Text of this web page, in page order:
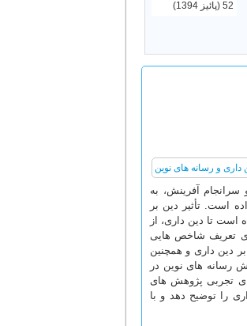
آفرینش، به
است. تأثیر دین بر
تا دین داری، از
تعریف شاخص هایی
دین داری و همچنین
رسانه های نوین در
تجربی پژوهش های
را توضیح دهد و با